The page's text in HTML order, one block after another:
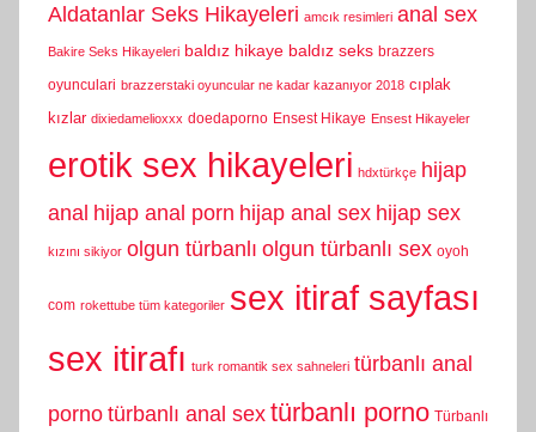
Aldatanlar Seks Hikayeleri amcık resimleri anal sex
Bakire Seks Hikayeleri baldız hikaye baldız seks brazzers
oyunculari brazzerstaki oyuncular ne kadar kazanıyor 2018 cıplak
kızlar dixiedamelioxxx doedaporno Ensest Hikaye Ensest Hikayeler
erotik sex hikayeleri hdxtürkçe hijap
anal hijap anal porn hijap anal sex hijap sex
kızını sikiyor olgun türbanlı olgun türbanlı sex oyoh
com rokettube tüm kategoriler sex itiraf sayfası
sex itirafı turk romantik sex sahneleri türbanlı anal
porno türbanlı anal sex türbanlı porno Türbanlı